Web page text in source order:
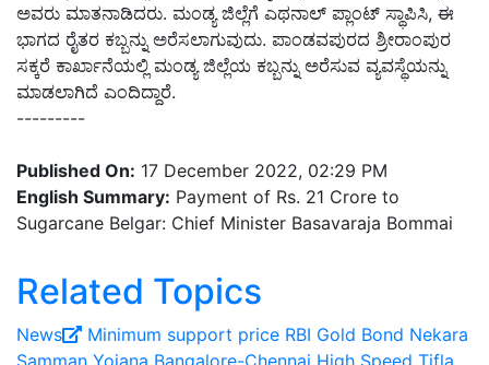
ಅವರು ಮಾತನಾಡಿದರು. ಮಂಡ್ಯ ಜಿಲ್ಲೆಗೆ ಎಥನಾಲ್ ಪ್ಲಾಂಟ್ ಸ್ಥಾಪಿಸಿ, ಈ
ಭಾಗದ ರೈತರ ಕಬ್ಬನ್ನು ಅರೆಸಲಾಗುವುದು. ಪಾಂಡವಪುರದ ಶ್ರೀರಾಂಪುರ
ಸಕ್ಕರೆ ಕಾರ್ಖಾನೆಯಲ್ಲಿ ಮಂಡ್ಯ ಜಿಲ್ಲೆಯ ಕಬ್ಬನ್ನು ಅರೆಸುವ ವ್ಯವಸ್ಥೆಯನ್ನು
ಮಾಡಲಾಗಿದೆ ಎಂದಿದ್ದಾರೆ.
---------
Published On: 17 December 2022, 02:29 PM
English Summary: Payment of Rs. 21 Crore to
Sugarcane Belgar: Chief Minister Basavaraja Bommai
Related Topics
News Minimum support price RBI Gold Bond Nekara